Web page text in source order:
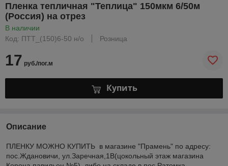
Пленка тепличная "Теплица" 150мкм 6/50м
(Россия) на отрез
В наличии
Код: ПТТ_(150)6-50 н/о
Розница
17 руб./пог.м
Купить
Описание
ПЛЕНКУ МОЖНО КУПИТЬ в магазине "Прамень" по адресу:
пос.Ждановичи, ул.Заречная,1В(цокольный этаж магазина